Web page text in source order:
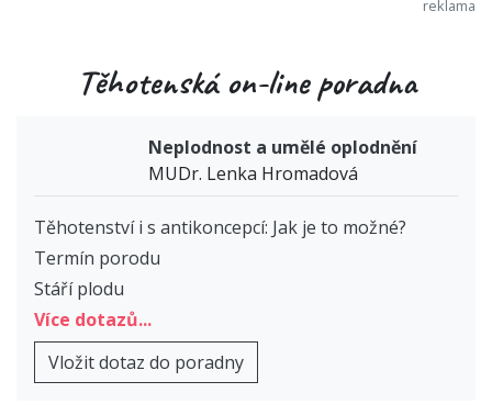
Těhotenská on-line poradna
Neplodnost a umělé oplodnění
MUDr. Lenka Hromadová
Těhotenství i s antikoncepcí: Jak je to možné?
Termín porodu
Stáří plodu
Více dotazů...
Vložit dotaz do poradny